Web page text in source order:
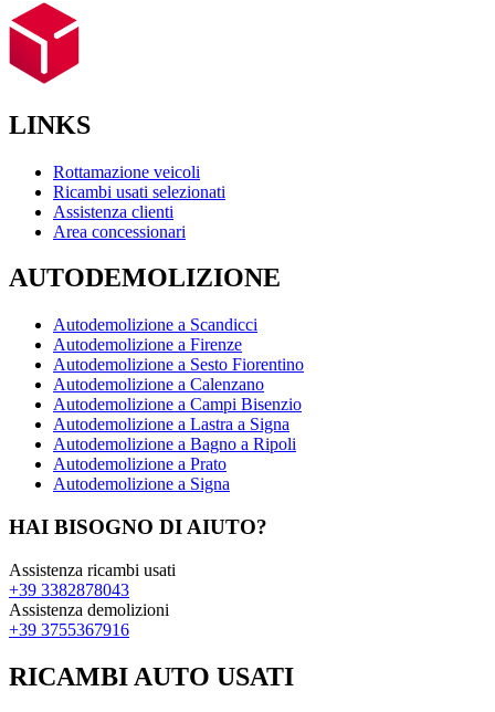
LINKS
Rottamazione veicoli
Ricambi usati selezionati
Assistenza clienti
Area concessionari
AUTODEMOLIZIONE
Autodemolizione a Scandicci
Autodemolizione a Firenze
Autodemolizione a Sesto Fiorentino
Autodemolizione a Calenzano
Autodemolizione a Campi Bisenzio
Autodemolizione a Lastra a Signa
Autodemolizione a Bagno a Ripoli
Autodemolizione a Prato
Autodemolizione a Signa
HAI BISOGNO DI AIUTO?
Assistenza ricambi usati
+39 3382878043
Assistenza demolizioni
+39 3755367916
RICAMBI AUTO USATI